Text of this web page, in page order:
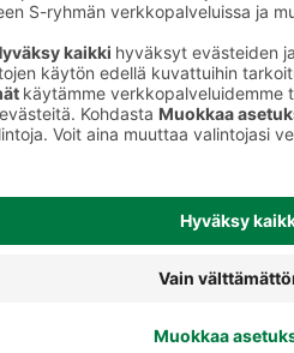
Muut vihannekset